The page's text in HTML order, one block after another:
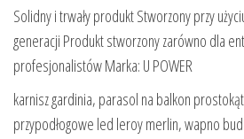
Solidny i trwały produkt Stworzony przy
generacji Produkt stworzony zarówno dla
profesjonalistów Marka: U POWER
karnisz gardinia, parasol na balkon
przypodłogowe led leroy merlin, wapno